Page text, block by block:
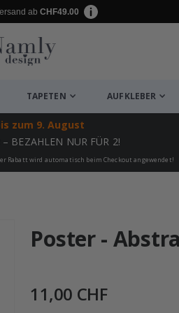
ab CHF49.00
TAPETEN AUFKLEBER
zum 9. August
– BEZAHLEN NUR FÜR 2!
Rabatt wird automatisch beim Checkout angewendet!
Poster -
11,00 CHF